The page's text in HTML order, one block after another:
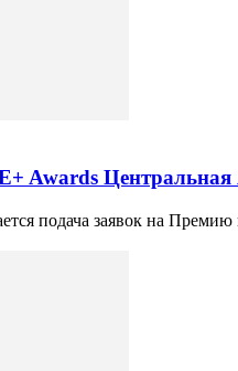
Awards Центральная
подача заявок на